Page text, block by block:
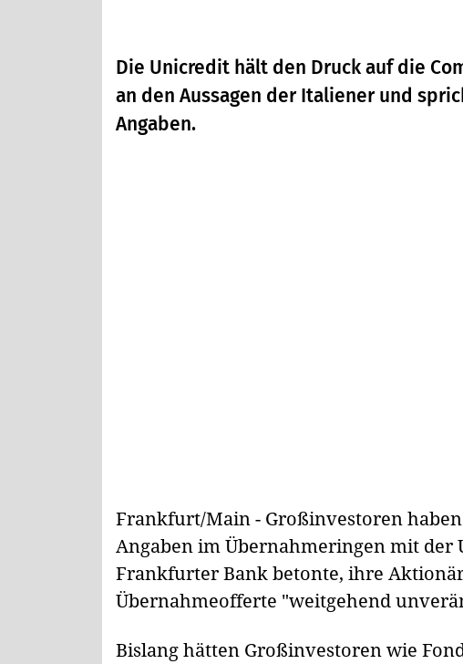
Die Unicredit hält den Druck auf die
an den Aussagen der Italiener und
Angaben.
Frankfurt/Main - Großinvestoren
Angaben im Übernahmeringen mit der
Frankfurter Bank betonte, ihre
Übernahmeofferte "weitgehend
Bislang hätten Großinvestoren wie